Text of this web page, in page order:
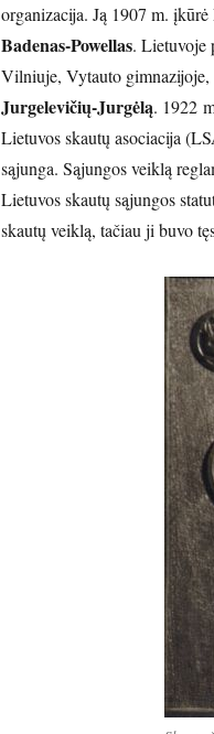
organizacija. Ją 1907 m.
Badenas-Powellas. Lietuvoje
Vilniuje, Vytauto
Jurgelevičių-Jurgėlą. 1922
Lietuvos skautų asociacija
sąjunga. Sąjungos veiklą
Lietuvos skautų sąjungos
skautų veiklą, tačiau ji buvo